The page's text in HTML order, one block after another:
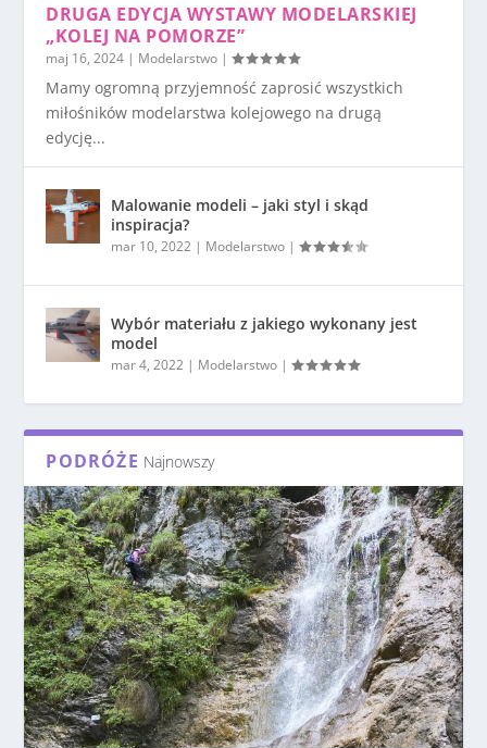
DRUGA EDYCJA WYSTAWY MODELARSKIEJ
„KOLEJ NA POMORZE”
maj 16, 2024 | Modelarstwo |
Mamy ogromną przyjemność zaprosić wszystkich
miłośników modelarstwa kolejowego na drugą
edycję...
Malowanie modeli – jaki styl i skąd
inspiracja?
mar 10, 2022 | Modelarstwo |
Wybór materiału z jakiego wykonany jest
model
mar 4, 2022 | Modelarstwo |
PODRÓŻE Najnowszy